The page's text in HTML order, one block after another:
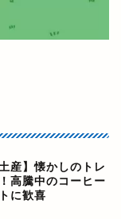
産】懐かしのトレ
高騰中のコーヒー
に歓喜